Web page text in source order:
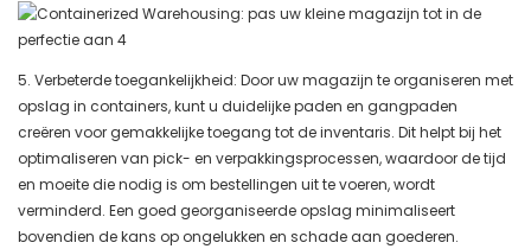
5. Verbeterde toegankelijkheid: Door uw magazijn te organiseren met
opslag in containers, kunt u duidelijke paden en gangpaden
creëren voor gemakkelijke toegang tot de inventaris. Dit helpt bij het
optimaliseren van pick- en verpakkingsprocessen, waardoor de tijd
en moeite die nodig is om bestellingen uit te voeren, wordt
verminderd. Een goed georganiseerde opslag minimaliseert
bovendien de kans op ongelukken en schade aan goederen.